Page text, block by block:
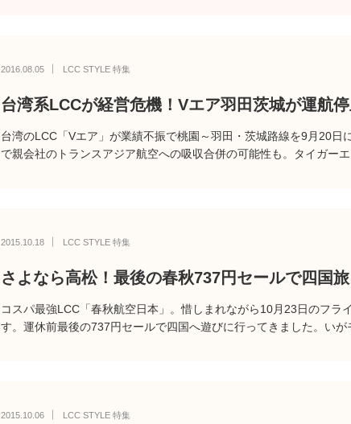
2016.08.05 LCC STYLE 特集
台湾系LCCが経営危機！Vエア羽田茨城が運航
台湾のLCC「Vエア」が業績不振で桃園～羽田・茨城路線を9月20日
で親会社のトランスアジア航空への吸収合併の可能性も。タイガー
2015.10.18 LCC STYLE 特集
さよなら高松！最後の春秋737円セールで四国旅
コスパ最強LCC「春秋航空日本」。惜しまれながら10月23日のフラ
す。運休前最後の737円セールで四国へ遊びに行ってきました。いが
2015.10.06 LCC STYLE 特集